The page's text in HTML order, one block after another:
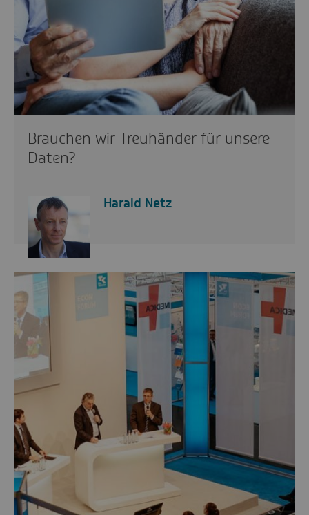
Brauchen wir Treuhänder für unsere
Daten?
Harald Netz